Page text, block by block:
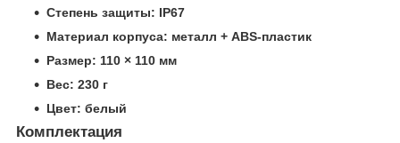
Степень защиты: IP67
Материал корпуса: металл + ABS-пластик
Размер: 110 × 110 мм
Вес: 230 г
Цвет: белый
Комплектация